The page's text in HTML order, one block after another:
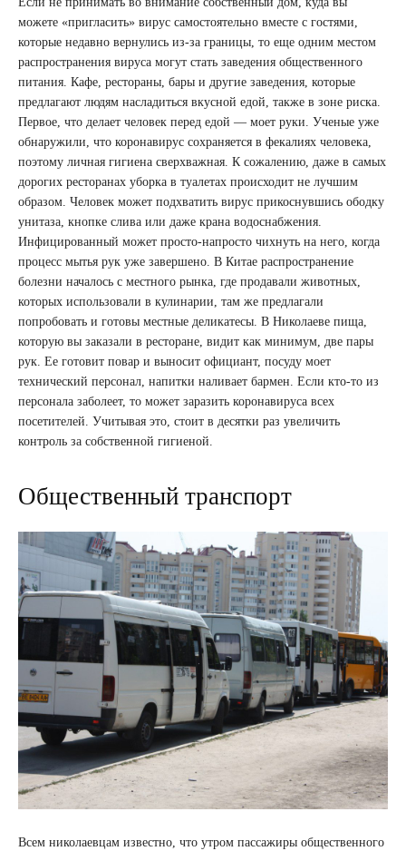
можете «пригласить» вирус самостоятельно вместе с гостями,
которые недавно вернулись из-за границы, то еще одним местом
распространения вируса могут стать заведения общественного
питания. Кафе, рестораны, бары и другие заведения, которые
предлагают людям насладиться вкусной едой, также в зоне риска.
Первое, что делает человек перед едой — моет руки. Ученые уже
обнаружили, что коронавирус сохраняется в фекалиях человека,
поэтому личная гигиена сверхважная. К сожалению, даже в самых
дорогих ресторанах уборка в туалетах происходит не лучшим
образом. Человек может подхватить вирус прикоснувшись ободку
унитаза, кнопке слива или даже крана водоснабжения.
Инфицированный может просто-напросто чихнуть на него, когда
процесс мытья рук уже завершено. В Китае распространение
болезни началось с местного рынка, где продавали животных,
которых использовали в кулинарии, там же предлагали
попробовать и готовы местные деликатесы. В Николаеве пища,
которую вы заказали в ресторане, видит как минимум, две пары
рук. Ее готовит повар и выносит официант, посуду моет
технический персонал, напитки наливает бармен. Если кто-то из
персонала заболеет, то может заразить коронавируса всех
посетителей. Учитывая это, стоит в десятки раз увеличить
контроль за собственной гигиеной.
Общественный транспорт
Всем николаевцам известно, что утром пассажиры общественного